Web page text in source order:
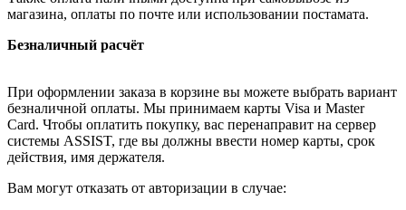
магазина, оплаты по почте или использовании постамата.
Безналичный расчёт
При оформлении заказа в корзине вы можете выбрать вариант
безналичной оплаты. Мы принимаем карты Visa и Master
Card. Чтобы оплатить покупку, вас перенаправит на сервер
системы ASSIST, где вы должны ввести номер карты, срок
действия, имя держателя.
Вам могут отказать от авторизации в случае: